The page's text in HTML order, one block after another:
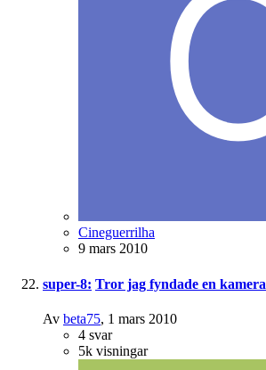
Cineguerrilha
9 mars 2010
super-8: Tror jag fyndade en kamera
Av beta75, 1 mars 2010
4 svar
5k visningar